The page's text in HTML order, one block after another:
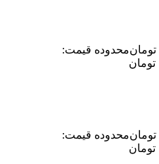
تومانمحدوده قیمت:
تومانمحدوده قیمت: